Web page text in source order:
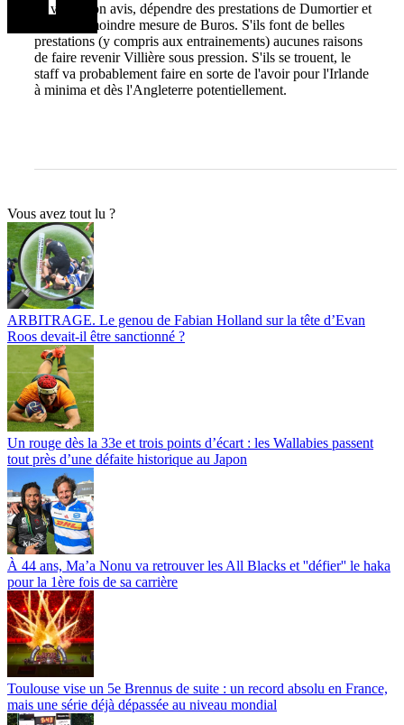
ça va, à mon avis, dépendre des prestations de Dumortier et
dans une moindre mesure de Buros. S'ils font de belles
prestations (y compris aux entrainements) aucunes raisons
de faire revenir Villière sous pression. S'ils se trouent, le
staff va probablement faire en sorte de l'avoir pour l'Irlande
à minima et dès l'Angleterre potentiellement.
Vous avez tout lu ?
ARBITRAGE. Le genou de Fabian Holland sur la tête d’Evan
Roos devait-il être sanctionné ?
Un rouge dès la 33e et trois points d’écart : les Wallabies passent
tout près d’une défaite historique au Japon
À 44 ans, Ma’a Nonu va retrouver les All Blacks et ''défier'' le haka
pour la 1ère fois de sa carrière
Toulouse vise un 5e Brennus de suite : un record absolu en France,
mais une série déjà dépassée au niveau mondial